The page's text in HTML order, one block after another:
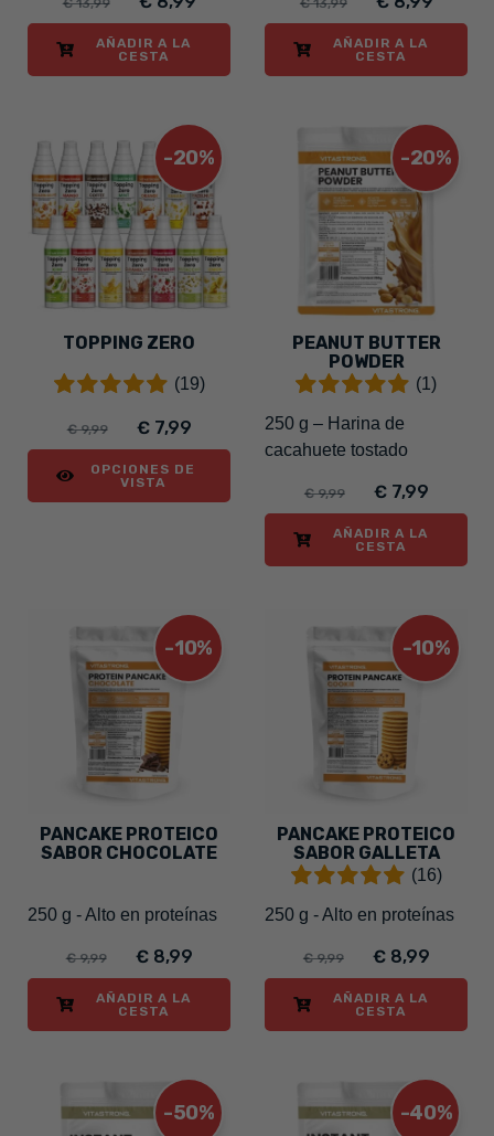
AÑADIR A LA
CESTA
AÑADIR A LA
CESTA
-20%
TOPPING ZERO
(19)
€ 9,99 € 7,99
OPCIONES DE
VISTA
-20%
PEANUT BUTTER
POWDER
(1)
250 g – Harina de
cacahuete tostado
€ 9,99 € 7,99
AÑADIR A LA
CESTA
-10%
PANCAKE PROTEICO
SABOR CHOCOLATE
250 g - Alto en proteínas
€ 9,99 € 8,99
AÑADIR A LA
CESTA
-10%
PANCAKE PROTEICO
SABOR GALLETA
(16)
250 g - Alto en proteínas
€ 9,99 € 8,99
AÑADIR A LA
CESTA
-50% -40%